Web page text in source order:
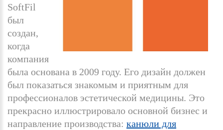
SoftFil
был
создан,
когда
компания
была основана в 2009 году. Его дизайн должен
был показаться знакомым и приятным для
профессионалов эстетической медицины. Это
прекрасно иллюстрировало основной бизнес и
направление производства: канюли для